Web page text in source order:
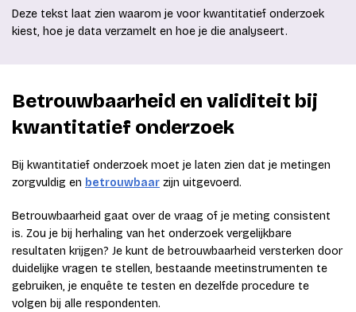
Deze tekst laat zien waarom je voor kwantitatief onderzoek
kiest, hoe je data verzamelt en hoe je die analyseert.
Betrouwbaarheid en validiteit bij
kwantitatief onderzoek
Bij kwantitatief onderzoek moet je laten zien dat je metingen
zorgvuldig en betrouwbaar zijn uitgevoerd.
Betrouwbaarheid gaat over de vraag of je meting consistent
is. Zou je bij herhaling van het onderzoek vergelijkbare
resultaten krijgen? Je kunt de betrouwbaarheid versterken door
duidelijke vragen te stellen, bestaande meetinstrumenten te
gebruiken, je enquête te testen en dezelfde procedure te
volgen bij alle respondenten.